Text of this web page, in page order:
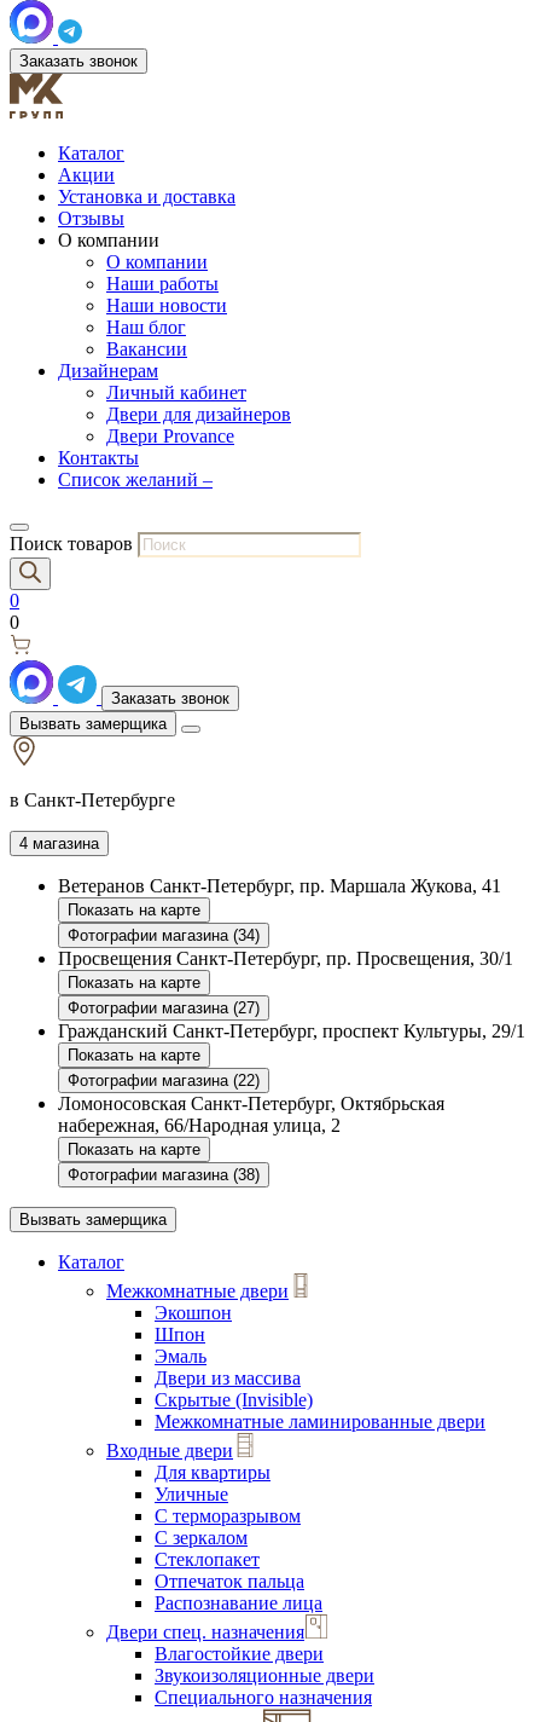
Заказать звонок
Каталог
Акции
Установка и доставка
Отзывы
О компании
О компании
Наши работы
Наши новости
Наш блог
Вакансии
Дизайнерам
Личный кабинет
Двери для дизайнеров
Двери Provance
Контакты
Список желаний –
Поиск товаров
0
0
Заказать звонок
Вызвать замерщика
в Санкт-Петербурге
4 магазина
Ветеранов Санкт-Петербург, пр. Маршала Жукова, 41
Показать на карте
Фотографии магазина (34)
Просвещения Санкт-Петербург, пр. Просвещения, 30/1
Показать на карте
Фотографии магазина (27)
Гражданский Санкт-Петербург, проспект Культуры, 29/1
Показать на карте
Фотографии магазина (22)
Ломоносовская Санкт-Петербург, Октябрьская
набережная, 66/Народная улица, 2
Показать на карте
Фотографии магазина (38)
Вызвать замерщика
Каталог
Межкомнатные двери
Экошпон
Шпон
Эмаль
Двери из массива
Скрытые (Invisible)
Межкомнатные ламинированные двери
Входные двери
Для квартиры
Уличные
С терморазрывом
С зеркалом
Стеклопакет
Отпечаток пальца
Распознавание лица
Двери спец. назначения
Влагостойкие двери
Звукоизоляционные двери
Специального назначения